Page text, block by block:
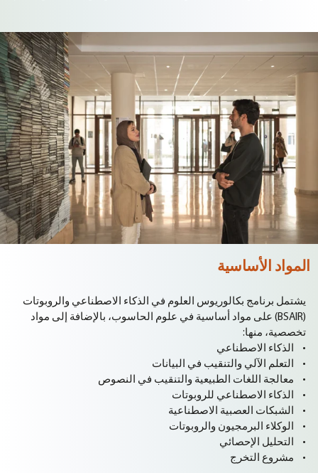
المواد الأساسية
يشتمل برنامج بكالوريوس العلوم في الذكاء الاصطناعي والروبوتات
(BSAIR) على مواد أساسية في علوم الحاسوب، بالإضافة إلى مواد
تخصصية، منها:
• الذكاء الاصطناعي
• التعلم الآلي والتنقيب في البيانات
• معالجة اللغات الطبيعية والتنقيب في النصوص
• الذكاء الاصطناعي للروبوتات
• الشبكات العصبية الاصطناعية
• الوكلاء البرمجيون والروبوتات
• التحليل الإحصائي
• مشروع التخرج